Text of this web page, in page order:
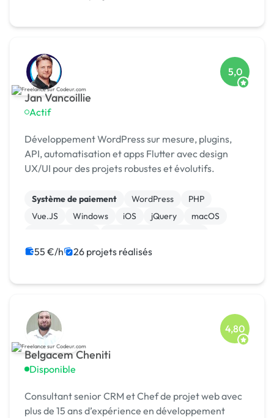
Jan Vancoillie
Actif
5,0
Développement WordPress sur mesure, plugins,
API, automatisation et apps Flutter avec design
UX/UI pour des projets robustes et évolutifs.
Système de paiement WordPress
PHP
Vue.JS
Windows iOS jQuery
macOS
55 €/h 26 projets réalisés
Belgacem Cheniti
Disponible
4,80
Consultant senior CRM et Chef de projet web avec
plus de 15 ans d’expérience en développement